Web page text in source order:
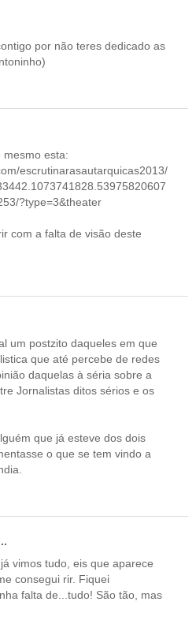
por não teres dedicado as
mesmo esta:
escrutinarasautarquicas2013/
?type=3&theater
com a falta de visão deste
um postzito daqueles em que
que até percebe de redes
daquelas à séria sobre a
Jornalistas ditos sérios e os
que já esteve dos dois
o que se tem vindo a
vimos tudo, eis que aparece
consegui rir. Fiquei
falta de...tudo! São tão, mas